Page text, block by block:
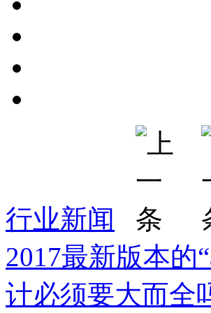
行业新闻
2017最新版本的
计必须要大而全